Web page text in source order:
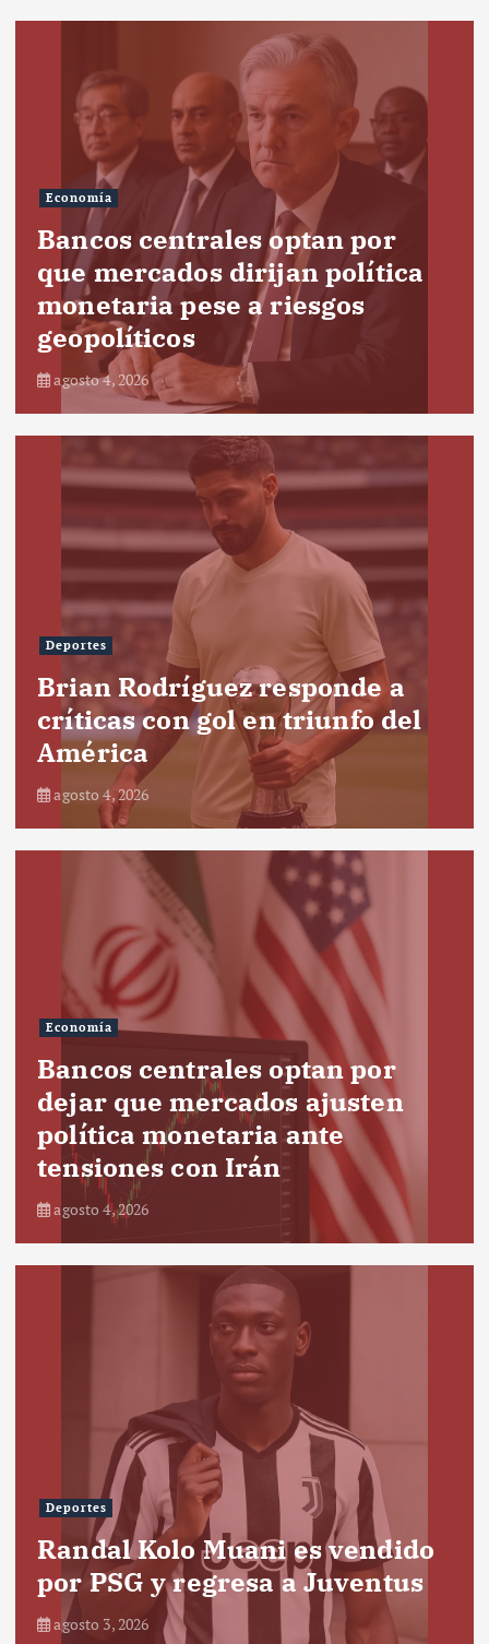
Economía
Bancos centrales optan por
que mercados dirijan política
monetaria pese a riesgos
geopolíticos
agosto 4, 2026
Deportes
Brian Rodríguez responde a
críticas con gol en triunfo del
América
agosto 4, 2026
Economía
Bancos centrales optan por
dejar que mercados ajusten
política monetaria ante
tensiones con Irán
agosto 4, 2026
Deportes
Randal Kolo Muani es vendido
por PSG y regresa a Juventus
agosto 3, 2026